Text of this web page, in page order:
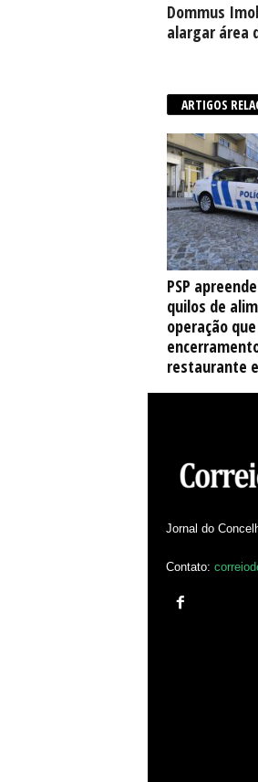
Dommus
alargar área
ARTIGOS
PSP
quilos de
operação
restaurante
Jornal do
Contato: